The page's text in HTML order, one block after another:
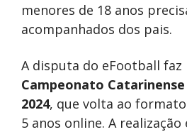
menores de 18 anos
acompanhados dos pais.
A disputa do eFootball faz
Campeonato
2024, que volta ao
5 anos online. A realização